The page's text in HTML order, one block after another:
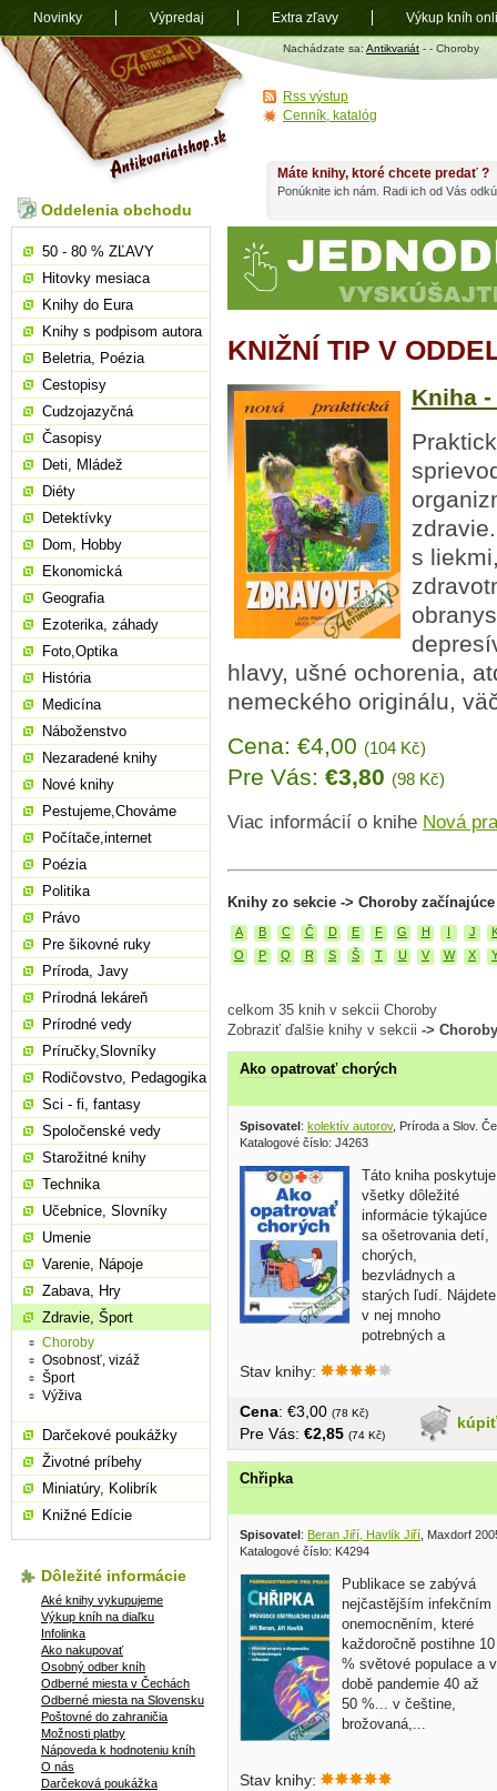
Antikvariát
shop.sk
Nachádzate sa: Antikvariát - - Choroby
KNIŽNÍ TIP V
Kniha
s
hlavy, ušné ochorenia,
nemeckého originálu,
Cena: €4,00 (104 Kč)
Pre Vás: €3,80 (98 Kč)
Viac informácií o knihe Nová
Knihy zo sekcie -> Choroby
A B C Č D E F G H I J
O
P Q R S Š T U V W X
celkom 35 knih v sekcii Choroby
Zobraziť ďalšie knihy v sekcii -> Choroby
Ako opatrovať chorých
Spisovatel: kolektív autorov, Príroda a Slov.
Katalogové číslo: J4263
Táto kniha poskytuje
všetky dôležité
informácie týkajúce
sa ošetrovania detí,
chorých,
bezvládnych a
starých ľudí. Nájdete
v nej mnoho
potrebných a
Stav knihy:
kúpiť
Cena: €3,00 (78 Kč)
Pre Vás: €2,85 (74 Kč)
Chřipka
Spisovatel : Beran Jiří, Havlík Jiří, Maxdorf
Katalogové číslo: K4294
Publikace se zabývá
nejčastějším infekčním
onemocněním, které
každoročně postihne 10
% světové populace a v
době pandemie 40 až
50 %... v češtine,
brožovaná,...
Stav knihy:
Máte knihy, ktoré chcete predať ?
Ponúknite ich nám. Radi ich od Vás
Oddelenia obchodu
50 - 80 % ZĽAVY
Hitovky mesiaca
Knihy do Eura
Knihy s podpisom autora
Beletria, Poézia
Cestopisy
Cudzojazyčná
Časopisy
Deti, Mládež
Diéty
Detektívky
Dom, Hobby
Ekonomická
Geografia
Ezoterika, záhady
Foto,Optika
História
Medicína
Náboženstvo
Nezaradené knihy
Nové knihy
Pestujeme,Chováme
Počítače,internet
Poézia
Politika
Právo
Pre šikovné ruky
Príroda, Javy
Prírodná lekáreň
Prírodné vedy
Príručky,Slovníky
Rodičovstvo, Pedagogika
Sci - fi, fantasy
Spoločenské vedy
Starožitné knihy
Technika
Učebnice, Slovníky
Umenie
Varenie, Nápoje
Zabava, Hry
Zdravie, Šport
Choroby
Osobnosť, vizáž
Šport
Výživa
Darčekové poukážky
Životné príbehy
Miniatúry, Kolibrík
Knižné Edície
Dôležité informácie
Aké knihy vykupujeme
Výkup kníh na diaľku
Infolinka
Ako nakupovať
Osobný odber kníh
Odberné miesta v Čechách
Odberné miesta na Slovensku
Poštovné do zahraničia
Možnosti platby
Nápoveda k hodnoteniu kníh
O nás
Darčeková poukážka
Rss výstup
Cenník, katalóg
Novinky Výpredaj Extra zľavy Výkup kníh